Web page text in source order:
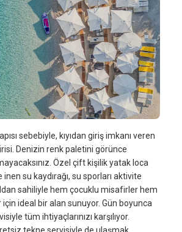
sebebiyle, kıyıdan giriş imkanı veren
Denizin renk paletini görünce
Özel çift kişilik yatak loca
su kaydırağı, su sporları aktivite
sahiliyle hem çocuklu misafirler hem
ideal bir alan sunuyor. Gün boyunca
tüm ihtiyaçlarınızı karşılıyor.
tekne servisiyle de ulaşmak